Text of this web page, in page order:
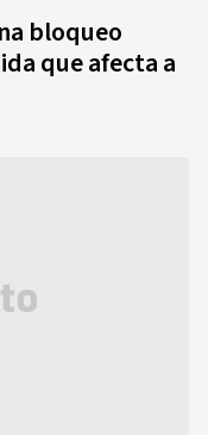
bloqueo
que afecta a